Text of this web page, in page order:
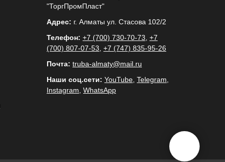
"ТоргПромПласт"
Адрес: г. Алматы ул. Стасова 102/2
Телефон: +7 (700) 730-70-73 +7
(700) 807-07-53 +7 (747) 835-95-26
Почта: truba-almaty@mail.ru
Наши соц.сети: YouTube Telegram
Instagram WhatsApp